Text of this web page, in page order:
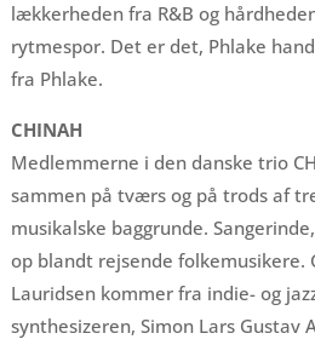
lækkerheden fra R&B og
rytmespor. Det er det, Phlake
fra Phlake.
CHINAH
Medlemmerne i den danske trio
sammen på tværs og på trods af
musikalske baggrunde.
op blandt rejsende folkemusikere.
Lauridsen kommer fra indie- og
synthesizeren, Simon Lars Gustav